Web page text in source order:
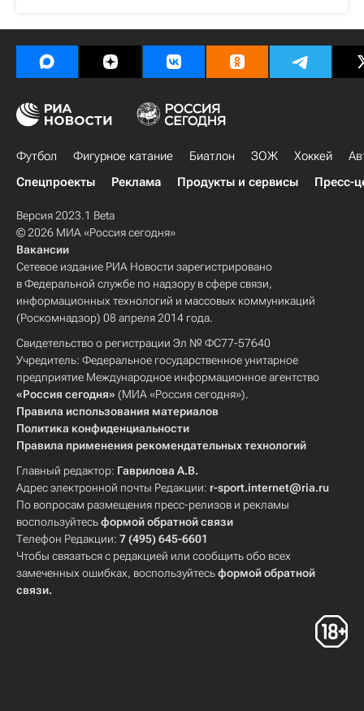
Футбол Фигурное катание Биатлон ЗОЖ Хоккей
Спецпроекты
Реклама Продукты и сервисы Пресс-
Версия 2023.1 Beta
© 2026 МИА «Россия сегодня»
Вакансии
Сетевое издание РИА Новости зарегистрировано
в Федеральной службе по надзору в сфере связи,
информационных технологий и массовых коммуникаций
(Роскомнадзор) 08 апреля 2014 года.
Свидетельство о регистрации Эл № ФС77-57640
Учредитель: Федеральное государственное унитарное
предприятие Международное информационное агентство
«Россия сегодня» (МИА «Россия сегодня»).
Правила использования материалов
Политика конфиденциальности
Правила применения рекомендательных технологий
Главный редактор: Гаврилова А.В.
Адрес электронной почты Редакции: r-sport.internet@ria.ru
По вопросам размещения пресс-релизов и рекламы
воспользуйтесьформой обратной связи
Телефон Редакции: 7 (495) 645-6601
Чтобы связаться с редакцией или сообщить обо всех
замеченных ошибках, воспользуйтесьформой обратной
связи.